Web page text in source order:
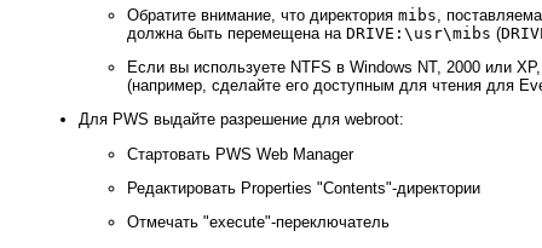
Обратите внимание, что директория mibs ,
должна быть перемещена на DRIVE:\usr\mibs (
Если вы используете NTFS в Windows NT, 2000 или
(например, сделайте его доступным для чтения для
Для PWS выдайте разрешение для webroot:
Стартовать PWS Web Manager
Редактировать Properties "Contents"-директории
Отмечать "execute"-переключатель